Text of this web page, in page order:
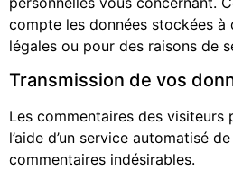
compte les données stockées à
légales ou pour des raisons de
Transmission de vos
Les commentaires des visiteurs
l’aide d’un service automatisé
commentaires indésirables.